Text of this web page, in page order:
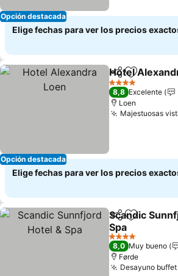
Opción destacada
Elige fechas para ver los precios
Opción destacada
CompartirAgregar a
Hotel
4 Estrellas
8,8 Excelente
Loen
Majestuosas
Elige fechas para ver los precios
Compartir
Agregar
Scandic
Spa
Ver precios
4 Estrellas
8,0 Muy bueno
Førde
Desayuno